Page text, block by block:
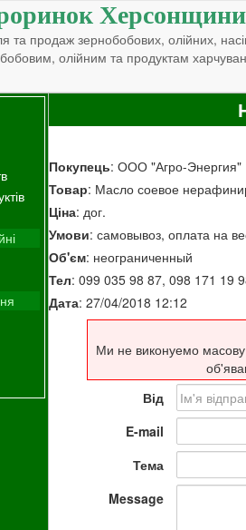
Херсонщини
та продаж зернобобових, олійних,
олійним та продуктам
Покупець: ООО "Агро-Энергия"
Товар: Масло соевое
Ціна: дог.
Умови: самовывоз, оплата на
Об'єм: неограниченный
Тел: 099 035 98 87, 098 171 19
Дата: 27/04/2018 12:12
Ми не виконуемо масову
Від
E-mail
Тема
Message